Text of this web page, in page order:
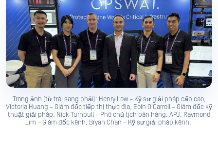
Trong ảnh (từ trái sang phải): Henry Low – Kỹ sư giải pháp cấp cao,
Victoria Huang – Giám đốc tiếp thị thực địa, Eoin O'Carroll – Giám đốc kỹ
thuật giải pháp, Nick Turnbull – Phó chủ tịch bán hàng, APJ, Raymond
Lim – Giám đốc kênh, Bryan Chan – Kỹ sư giải pháp kênh.